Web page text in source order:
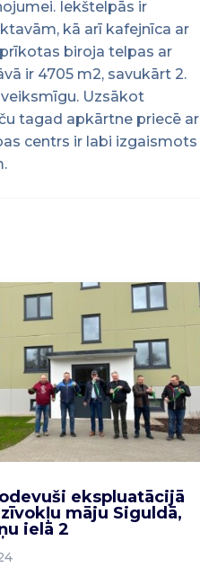
Iekštelpās ir
kā arī kafejnīca ar
biroja telpas ar
ir 4705 m2, savukārt 2.
Uzsākot
tagad apkārtne priecē ar
centrs ir labi izgaismots
ekspluatācijā
māju Siguldā,
ielā 2